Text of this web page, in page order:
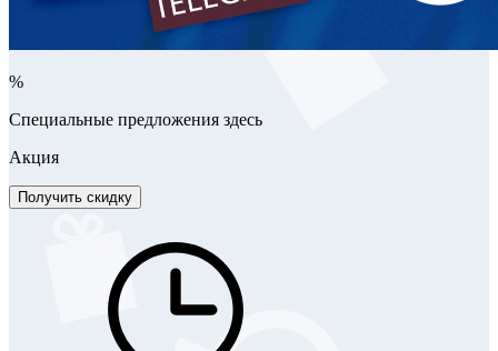
%
Специальные предложения здесь
Акция
Получить скидку